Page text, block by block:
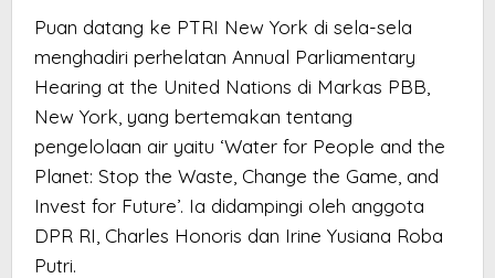
Puan datang ke PTRI New York di sela-sela
menghadiri perhelatan Annual Parliamentary
Hearing at the United Nations di Markas PBB,
New York, yang bertemakan tentang
pengelolaan air yaitu ‘Water for People and the
Planet: Stop the Waste, Change the Game, and
Invest for Future’. Ia didampingi oleh anggota
DPR RI, Charles Honoris dan Irine Yusiana Roba
Putri.